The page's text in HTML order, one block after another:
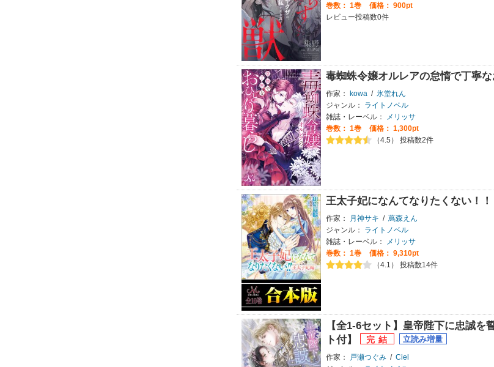
巻数： 1巻
価格： 900pt
レビュー投稿数0件
毒蜘蛛令嬢オルレアの怠惰で丁寧
作家： kowa / 氷堂れん
ジャンル：
ライトノベル
雑誌・レーベル：
メリッサ
巻数： 1巻
価格： 1,300pt
（4.5） 投稿数2件
王太子妃になんてなりたくない！
作家： 月神サキ / 蔦森えん
ジャンル：
ライトノベル
雑誌・レーベル：
メリッサ
巻数： 1巻
価格： 9,310pt
（4.1） 投稿数14件
【全1-6セット】皇帝陛下に忠誠
ト付】
作家： 戸瀬つぐみ / Ciel